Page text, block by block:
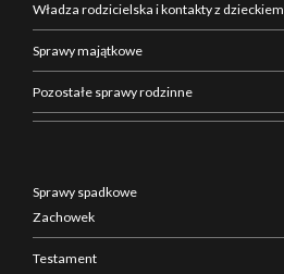
Władza rodzicielska i kontakty z dzieckiem
Sprawy majątkowe
Pozostałe sprawy rodzinne
Sprawy spadkowe
Zachowek
Testament